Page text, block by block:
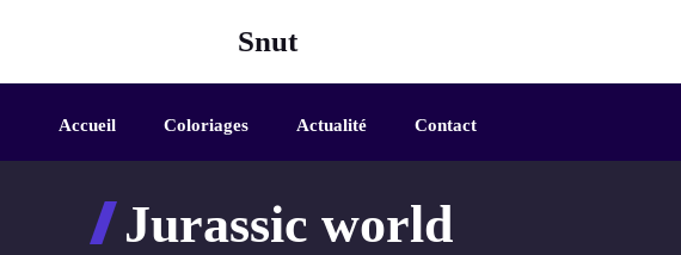
Snut
Accueil Coloriages Actualité Contact
Jurassic world